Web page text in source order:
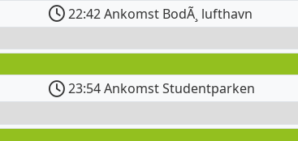
22:42 Ankomst BodÃ¸ lufthavn
23:54 Ankomst Studentparken